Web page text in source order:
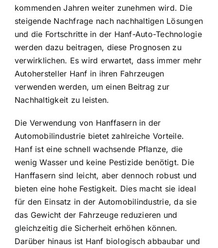
kommenden Jahren weiter zunehmen wird. Die
steigende Nachfrage nach nachhaltigen Lösungen
und die Fortschritte in der Hanf-Auto-Technologie
werden dazu beitragen, diese Prognosen zu
verwirklichen. Es wird erwartet, dass immer mehr
Autohersteller Hanf in ihren Fahrzeugen
verwenden werden, um einen Beitrag zur
Nachhaltigkeit zu leisten.
Die Verwendung von Hanffasern in der
Automobilindustrie bietet zahlreiche Vorteile.
Hanf ist eine schnell wachsende Pflanze, die
wenig Wasser und keine Pestizide benötigt. Die
Hanffasern sind leicht, aber dennoch robust und
bieten eine hohe Festigkeit. Dies macht sie ideal
für den Einsatz in der Automobilindustrie, da sie
das Gewicht der Fahrzeuge reduzieren und
gleichzeitig die Sicherheit erhöhen können.
Darüber hinaus ist Hanf biologisch abbaubar und